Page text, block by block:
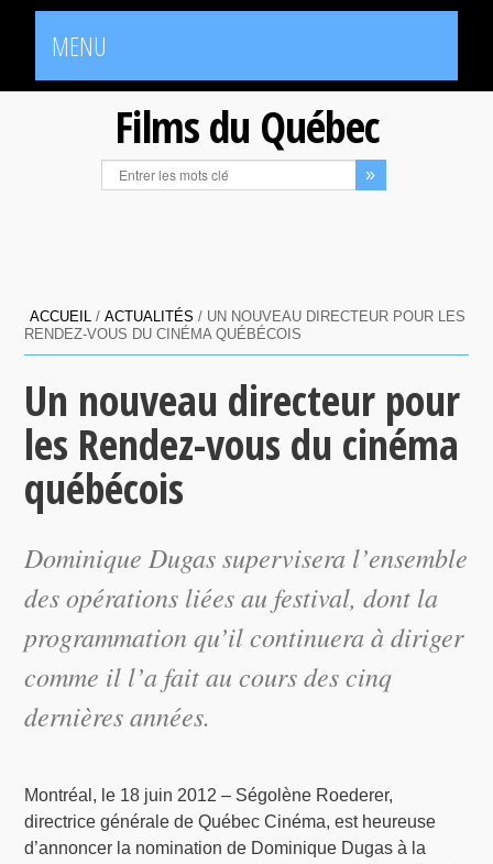
MENU
Films du Québec
ACCUEIL /ACTUALITÉS / UN NOUVEAU DIRECTEUR POUR LES
RENDEZ-VOUS DU CINÉMA QUÉBÉCOIS
Un nouveau directeur pour
les Rendez-vous du cinéma
québécois
Dominique Dugas supervisera l’ensemble
des opérations liées au festival, dont la
programmation qu’il continuera à diriger
comme il l’a fait au cours des cinq
dernières années.
Montréal, le 18 juin 2012 – Ségolène Roederer,
directrice générale de Québec Cinéma, est heureuse
d’annoncer la nomination de Dominique Dugas à la